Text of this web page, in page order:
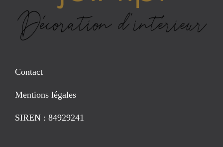
Contact
Mentions légales
SIREN : 84929241